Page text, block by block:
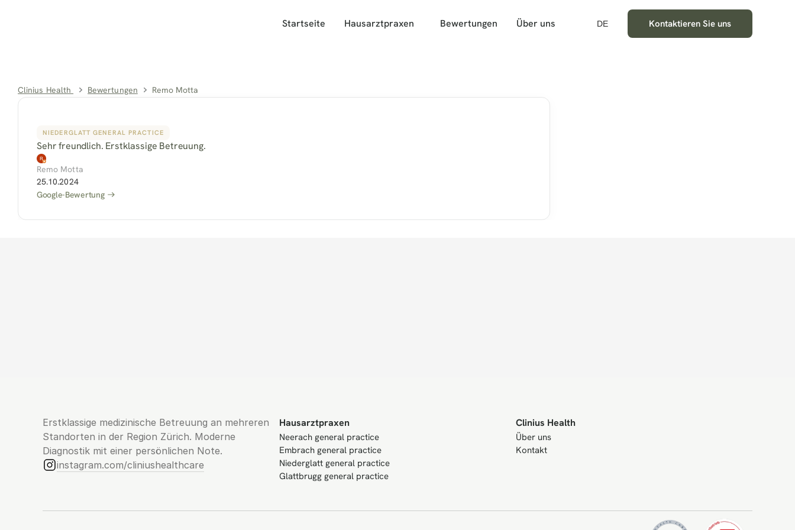
Startseite Hausarztpraxen Bewertungen Über uns DE Kontaktieren Sie uns
Clinius Health Bewertungen Remo Motta
NIEDERGLATT GENERAL PRACTICE
Sehr freundlich. Erstklassige Betreuung.
Remo Motta
25.10.2024
Google-Bewertung
Erstklassige medizinische Betreuung an mehreren
Standorten in der Region Zürich. Moderne
Diagnostik mit einer persönlichen Note.
instagram.com/cliniushealthcare
Hausarztpraxen
Neerach general practice
Embrach general practice
Niederglatt general practice
Glattbrugg general practice
Clinius Health
Über uns
Kontakt